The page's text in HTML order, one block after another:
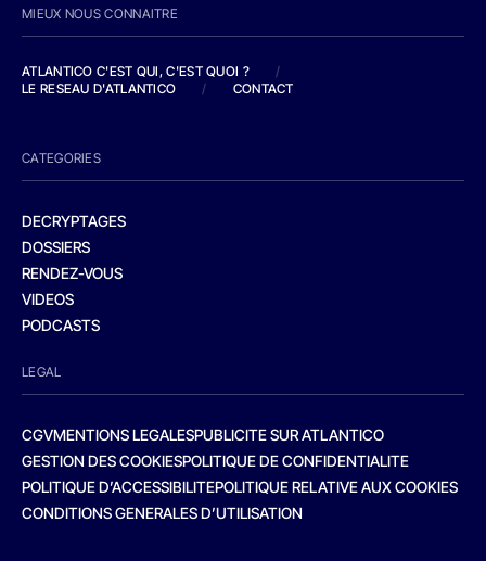
MIEUX NOUS CONNAITRE
ATLANTICO C'EST QUI, C'EST QUOI ?
/
LE RESEAU D'ATLANTICO
/ CONTACT
CATEGORIES
DECRYPTAGES
DOSSIERS
RENDEZ-VOUS
VIDEOS
PODCASTS
LEGAL
CGVMENTIONS LEGALESPUBLICITE SUR ATLANTICO
GESTION DES COOKIESPOLITIQUE DE CONFIDENTIALITE
POLITIQUE D’ACCESSIBILITEPOLITIQUE RELATIVE AUX COOKIES
CONDITIONS GENERALES D’UTILISATION